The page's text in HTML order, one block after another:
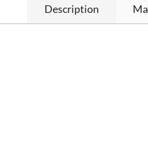
Description